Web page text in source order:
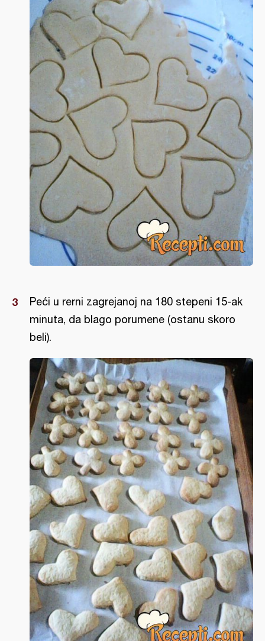
Peći u rerni zagrejanoj na 180 stepeni 15-ak
minuta, da blago porumene (ostanu skoro
beli).